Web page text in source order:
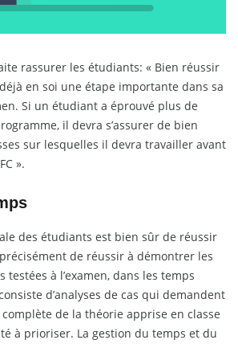
rassurer les étudiants: « Bien réussir
en soi une étape importante dans sa
Si un étudiant a éprouvé plus de
il devra s’assurer de bien
sur lesquelles il devra travailler avant
».
des étudiants est bien sûr de réussir
de réussir à démontrer les
testées à l’examen, dans les temps
d’analyses de cas qui demandent
de la théorie apprise en classe
à prioriser. La gestion du temps et du